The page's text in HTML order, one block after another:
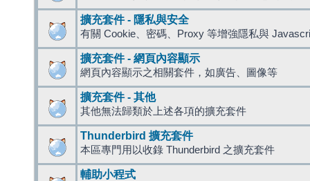
擴充套件 - 隱私與安全
有關 Cookie、密碼、Proxy 等增強隱私與
擴充套件 - 網頁內容顯示
網頁內容顯示之相關套件，如廣告、圖像等
擴充套件 - 其他
其他無法歸類於上述各項的擴充套件
Thunderbird 擴充套件
本區專門用以收錄 Thunderbird 之擴充套件
輔助小程式